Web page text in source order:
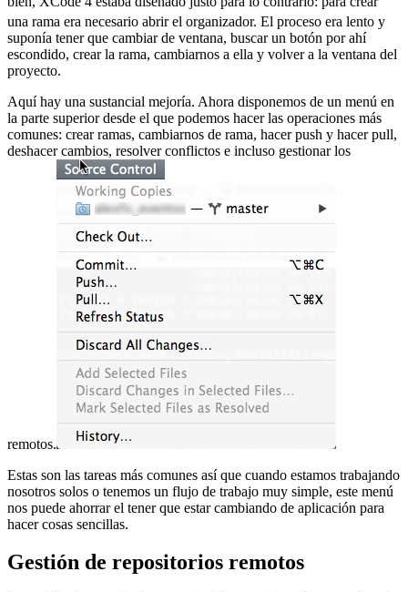
una rama era necesario abrir el organizador. El proceso era lento y
suponía tener que cambiar de ventana, buscar un botón por ahí
escondido, crear la rama, cambiarnos a ella y volver a la ventana del
proyecto.
Aquí hay una sustancial mejoría. Ahora disponemos de un menú en
la parte superior desde el que podemos hacer las operaciones más
comunes: crear ramas, cambiarnos de rama, hacer push y hacer pull,
deshacer cambios, resolver conflictos e incluso gestionar los
remotos.
Estas son las tareas más comunes así que cuando estamos trabajando
nosotros solos o tenemos un flujo de trabajo muy simple, este menú
nos puede ahorrar el tener que estar cambiando de aplicación para
hacer cosas sencillas.
Gestión de repositorios remotos